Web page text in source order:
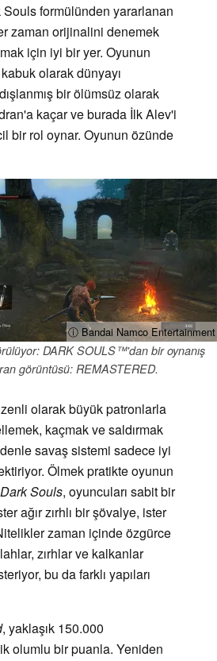
Souls formülünden yararlanan
zaman orijinalini denemek
için iyi bir yer. Oyunun
olarak dünyayı
bir ölümsüz olarak
kaçar ve burada İlk Alev'i
bir rol oynar. Oyunun özünde
ⓘ Bandai Namco Entertainment
DARK SOULS™'dan bir oynanış
görüntüsü: REMASTERED.
olarak büyük patronlarla
kaçmak ve saldırmak
savaş sistemi sadece iyi
Ölmek pratikte oyunun
Dark Souls, oyuncuları sabit bir
ağır zırhlı bir şövalye, ister
zaman içinde özgürce
zırhlar ve kalkanlar
bu da farklı yapıları
, yaklaşık 150.000
olumlu bir puanla. Yeniden